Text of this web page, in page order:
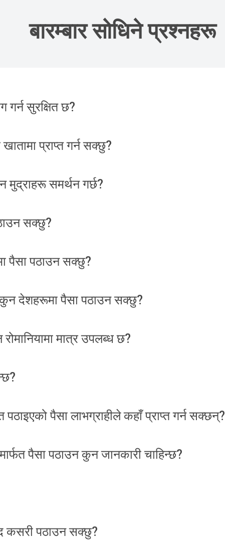
बारम्बार सोधिने प्रश्नहरू
सुरक्षित छ?
प्राप्त गर्न सक्छु?
समर्थन गर्छ?
सक्छु?
पैसा पठाउन सक्छु?
देशहरूमा पैसा पठाउन सक्छु?
मात्र उपलब्ध छ?
पैसा लाभग्राहीले कहाँ प्राप्त गर्न सक्छन्?
पैसा पठाउन कुन जानकारी चाहिन्छ?
कसरी पठाउन सक्छु?